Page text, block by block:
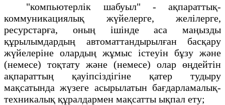
"компьютерлік шабуыл" - ақпараттық-
коммуникациялық жүйелерге, желілерге,
ресурстарға, оның ішінде аса маңызды
құрылымдардың автоматтандырылған басқару
жүйелеріне олардың жұмыс істеуін бұзу және
(немесе) тоқтату және (немесе) олар өңдейтін
ақпараттың қауіпсіздігіне қатер тудыру
мақсатында жүзеге асырылатын бағдарламалық-
техникалық құралдармен мақсатты ықпал ету;